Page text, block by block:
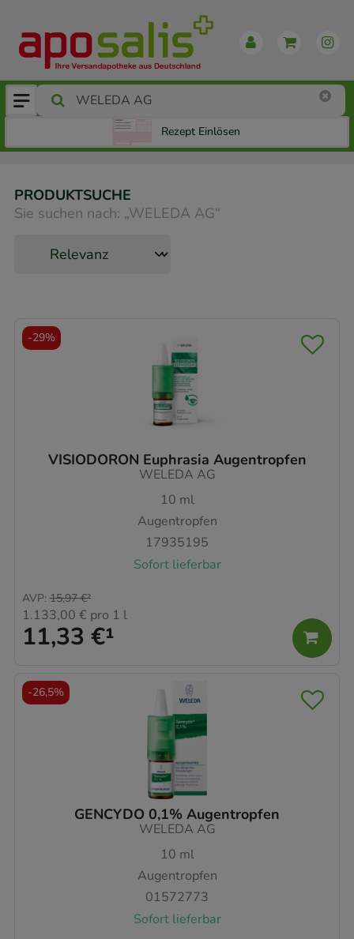
Rezept Einlösen
PRODUKTSUCHE
Sie suchen nach: „WELEDA AG“
VISIODORON Euphrasia Augentropfen
WELEDA AG
10 ml
Augentropfen
17935195
Sofort lieferbar
11,33 €¹
AVP: 15,97 €²
1.133,00 € pro 1 l
-29%
GENCYDO 0,1% Augentropfen
WELEDA AG
10 ml
Augentropfen
01572773
Sofort lieferbar
-26,5%